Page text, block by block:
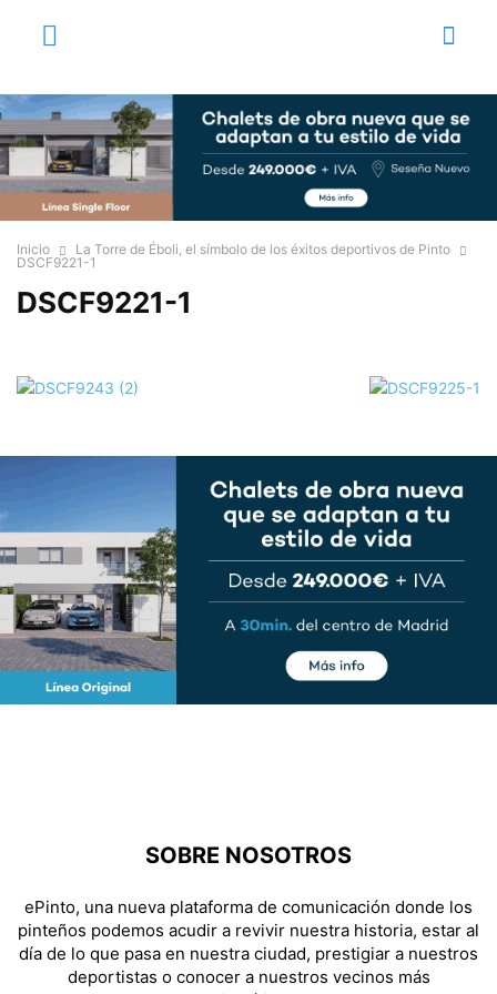
Inicio
La Torre de Éboli, el símbolo de los éxitos deportivos de Pinto
DSCF9221-1
DSCF9221-1
SOBRE NOSOTROS
ePinto, una nueva plataforma de comunicación donde los
pinteños podemos acudir a revivir nuestra historia, estar al
día de lo que pasa en nuestra ciudad, prestigiar a nuestros
deportistas o conocer a nuestros vecinos más